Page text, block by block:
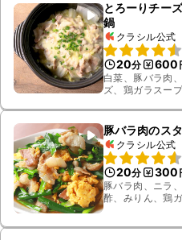
とろーりチー
鍋
クラシル公式
20分 600
白菜、豚バラ肉
ズ、鶏ガラスー
豚バラ肉のス
クラシル公式
20分 300
豚バラ肉、ニラ
酢、みりん、鶏